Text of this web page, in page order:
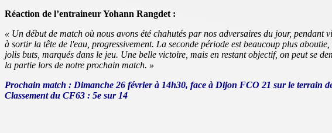
Réaction de l’entraineur Yohann Rangdet :
« Un début de match où nous avons été chahutés par nos adversaires du jour,
à sortir la tête de l'eau, progressivement. La seconde période est beaucoup plus
jolis buts, marqués dans le jeu. Une belle victoire, mais en restant objectif, on peut se
la partie lors de notre prochain match. »
Prochain match : Dimanche 26 février à 14h30, face à Dijon FCO 21 sur le terrain
Classement du CF63 : 5e sur 14